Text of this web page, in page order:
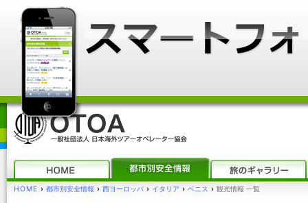
HOME › 都市別安全情報 › 西ヨーロッパ › イタリア › ベニス › 観光情報 一覧